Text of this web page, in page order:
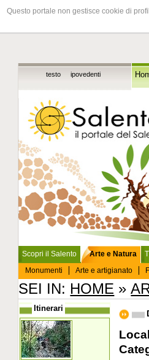
Questo portale non gestisce cookie di
testo ipovedenti
Scopri il Salento
Arte e Natura
Monumenti
Arte e artigianato
SEI IN: HOME »
Itinerari